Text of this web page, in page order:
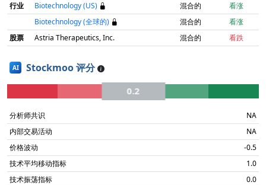
行业
Biotechnology (US) 混合的
看涨
Biotechnology (全球的)
混合的
看涨
股票
Astria Therapeutics, Inc. 混合的 看跌
AI Stockmoo 评分
0.2
分析师共识
NA
内部交易活动
NA
价格波动
-0.5
技术平均移动指标
1.0
技术振荡指标
0.0